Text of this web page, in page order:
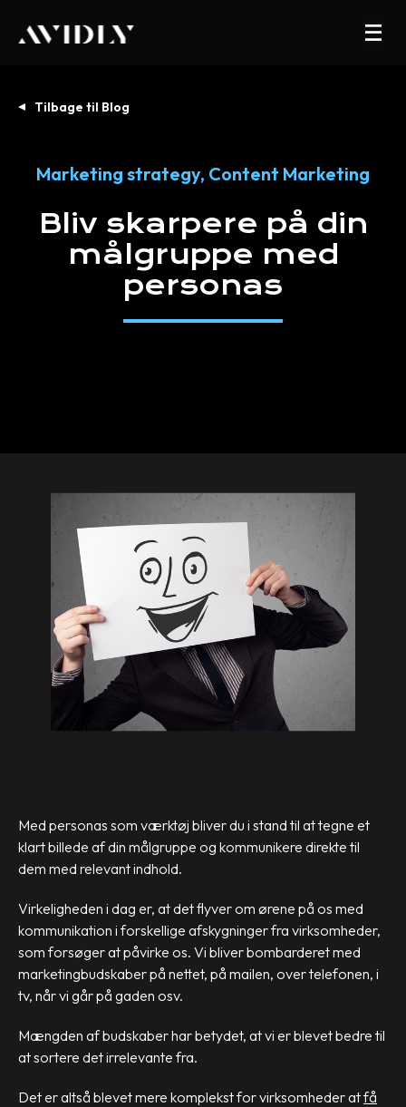
Tilbage til Blog
Marketing strategy, Content Marketing
Bliv skarpere på din
målgruppe med
personas
Med personas som værktøj bliver du i stand til at tegne et
klart billede af din målgruppe og kommunikere direkte til
dem med relevant indhold.
Virkeligheden i dag er, at det flyver om ørene på os med
kommunikation i forskellige afskygninger fra virksomheder,
som forsøger at påvirke os. Vi bliver bombarderet med
marketingbudskaber på nettet, på mailen, over telefonen, i
tv, når vi går på gaden osv.
Mængden af budskaber har betydet, at vi er blevet bedre til
at sortere det irrelevante fra.
Det er altså blevet mere komplekst for virksomheder atfå